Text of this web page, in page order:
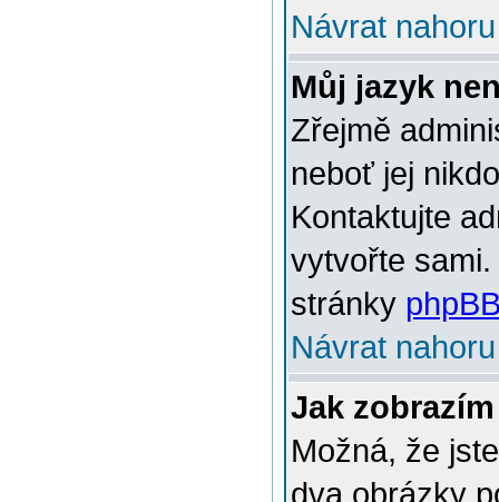
Návrat nahoru
Můj jazyk
Zřejmě
neboť jej
Kontaktujte
vytvořte
stránky
Návrat nahoru
Jak
Možná, že
dva obrázky